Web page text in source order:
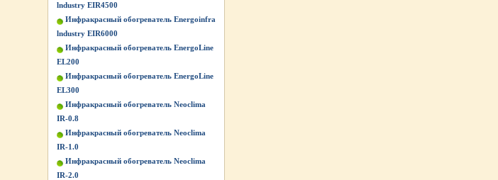
lndustry EIR4500
Инфракрасный обогреватель Energoinfra
lndustry EIR6000
Инфракрасный обогреватель EnergoLine
EL200
Инфракрасный обогреватель EnergoLine
EL300
Инфракрасный обогреватель Neoclima
IR-0.8
Инфракрасный обогреватель Neoclima
IR-1.0
Инфракрасный обогреватель Neoclima
IR-2.0